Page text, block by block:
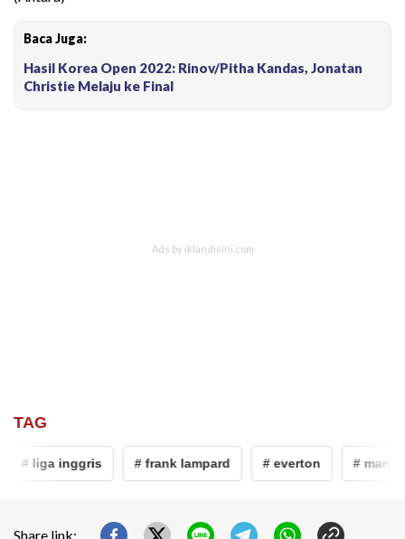
Baca Juga:
Hasil Korea Open 2022: Rinov/Pitha Kandas, Jonatan
Christie Melaju ke Final
TAG
# liga inggris # frank lampard # everton #
Share link: